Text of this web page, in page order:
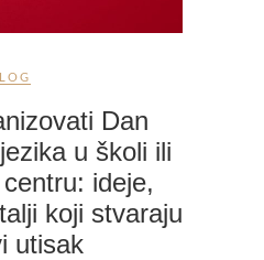
Dan
u školi ili
ideje,
koji stvaraju
utisak